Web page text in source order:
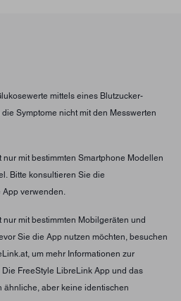
mittels eines Blutzucker-
Symptome nicht mit den Messwerten
mit bestimmten Smartphone Modellen
Bitte konsultieren Sie die
App verwenden.
mit bestimmten Mobilgeräten und
Sie die App nutzen möchten, besuchen
um mehr Informationen zur
FreeStyle LibreLink App und das
ähnliche, aber keine identischen